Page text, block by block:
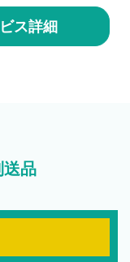
ス詳細
送品